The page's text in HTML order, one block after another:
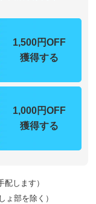
1,500円OFF
獲得する
1,000円OFF
獲得する
配します）
部を除く）